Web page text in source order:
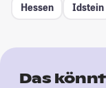
Hessen
Idstein
Das